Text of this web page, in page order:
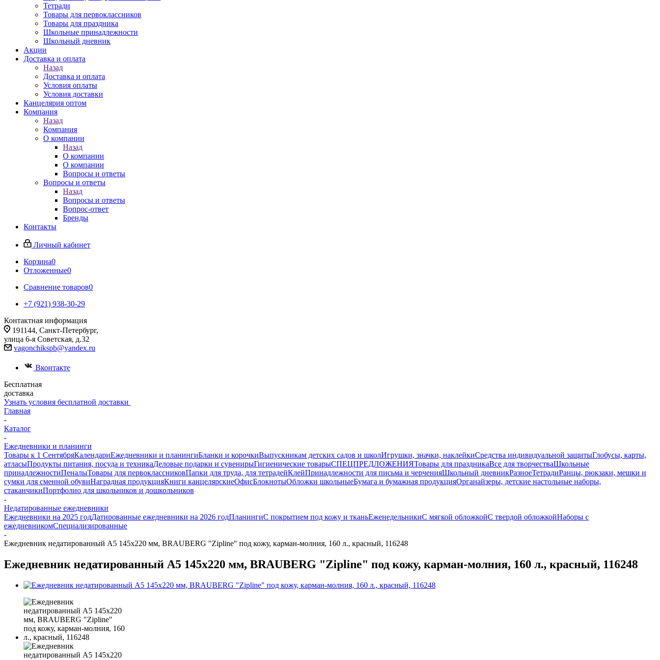
Тетради
Товары для первоклассников
Товары для праздника
Школьные принадлежности
Школьный дневник
Акции
Доставка и оплата
Назад
Доставка и оплата
Условия оплаты
Условия доставки
Канцелярия оптом
Компания
Назад
Компания
О компании
Назад
О компании
О компании
Вопросы и ответы
Вопросы и ответы
Назад
Вопросы и ответы
Вопрос-ответ
Бренды
Контакты
Личный кабинет
Корзина0
Отложенные0
Сравнение товаров0
+7 (921) 938-30-29
Контактная информация
191144, Санкт-Петербург,
улица 6-я Советская, д.32
vagonchikspb@yandex.ru
Вконтакте
Бесплатная
доставка
Узнать условия бесплатной доставки
Главная
-
Каталог
-
Ежедневники и планинги
Товары к 1 СентябряКалендариЕжедневники и планингиБланки и корочкиВыпускникам детских садов и школИгрушки, значки, наклейкиСредства индивидуальной защитыГлобусы, карты,
атласыПродукты питания, посуда и техникаДеловые подарки и сувенирыГигиенические товарыСПЕЦПРЕДЛОЖЕНИЯТовары для праздникаВсе для творчестваШкольные
принадлежностиПеналыТовары для первоклассниковПапки для труда, для тетрадейКлейПринадлежности для письма и черченияШкольный дневникРазноеТетрадиРанцы, рюкзаки, мешки и
сумки для сменной обувиНаградная продукцияКниги канцелярскиеОфисБлокнотыОбложки школьныеБумага и бумажная продукцияОрганайзеры, детские настольные наборы,
стаканчикиПортфолио для школьников и дошкольников
-
Недатированные ежедневники
Ежедневники на 2025 годДатированные ежедневники на 2026 годПланингиС покрытием под кожу и тканьЕженедельникиС мягкой обложкойС твердой обложкойНаборы с
ежедневникомСпециализированные
-
Ежедневник недатированный А5 145х220 мм, BRAUBERG "Zipline" под кожу, карман-молния, 160 л., красный, 116248
Ежедневник недатированный А5 145х220 мм, BRAUBERG "Zipline" под кожу, карман-молния, 160 л., красный, 116248